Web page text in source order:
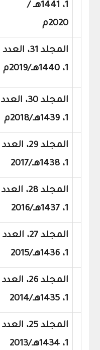
1، 1441هـ /
2020م
المجلد 31، العدد
1، 1440هـ/2019م
المجلد 30، العدد
1، 1439هـ/2018م
المجلد 29، العدد
1، 1438هـ/2017
المجلد 28، العدد
1، 1437هـ/2016
المجلد 27، العدد
1، 1436هـ/2015
المجلد 26، العدد
1، 1435هـ/2014
المجلد 25، العدد
1، 1434هـ/2013